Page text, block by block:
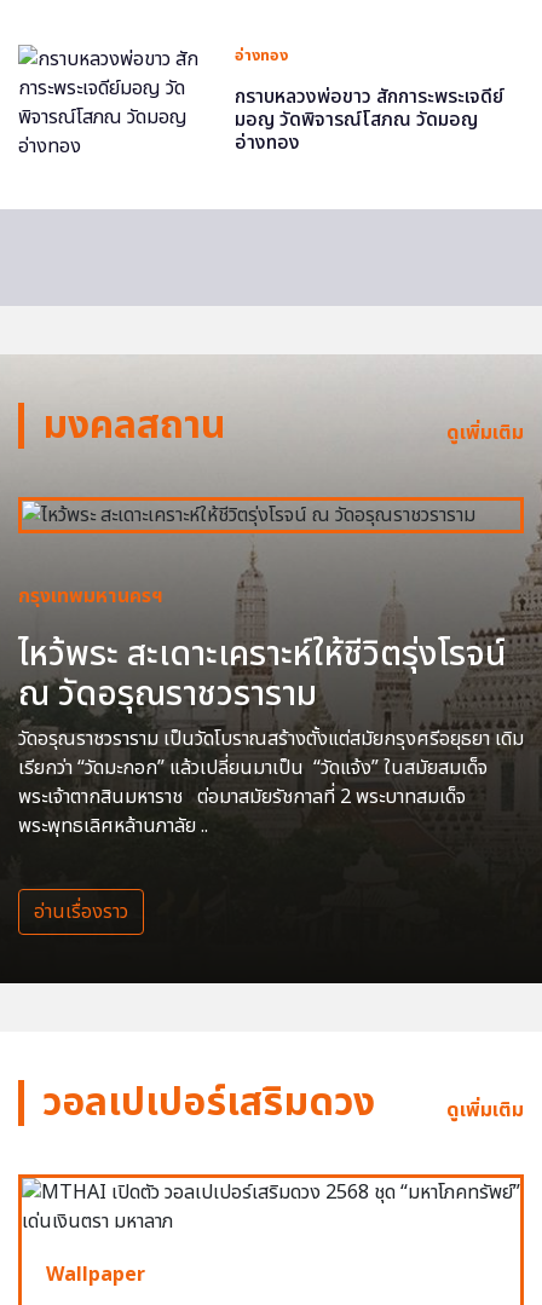
อ่างทอง
กราบหลวงพ่อขาว สักการะพระเจดีย์
มอญ วัดพิจารณ์โสภณ วัดมอญ
อ่างทอง
มงคลสถาน ดูเพิ่มเติม
กรุงเทพมหานครฯ
ไหว้พระ สะเดาะเคราะห์ให้ชีวิตรุ่งโรจน์
ณ วัดอรุณราชวราราม
วัดอรุณราชวราราม เป็นวัดโบราณสร้างตั้งแต่สมัยกรุงศรีอยุธยา เดิม
เรียกว่า “วัดมะกอก” แล้วเปลี่ยนมาเป็น “วัดแจ้ง” ในสมัยสมเด็จ
พระเจ้าตากสินมหาราช ต่อมาสมัยรัชกาลที่ 2 พระบาทสมเด็จ
พระพุทธเลิศหล้านภาลัย ..
อ่านเรื่องราว
วอลเปเปอร์เสริมดวง ดูเพิ่มเติม
Wallpaper